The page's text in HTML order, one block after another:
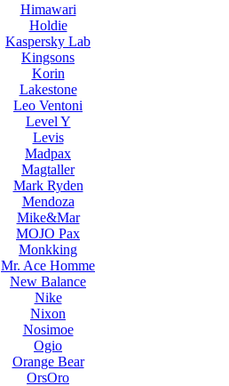
Himawari
Holdie
Kaspersky Lab
Kingsons
Korin
Lakestone
Leo Ventoni
Level Y
Levis
Madpax
Magtaller
Mark Ryden
Mendoza
Mike&Mar
MOJO Pax
Monkking
Mr. Ace Homme
New Balance
Nike
Nixon
Nosimoe
Ogio
Orange Bear
OrsOro